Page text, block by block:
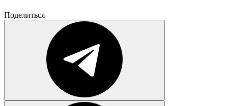
Поделиться